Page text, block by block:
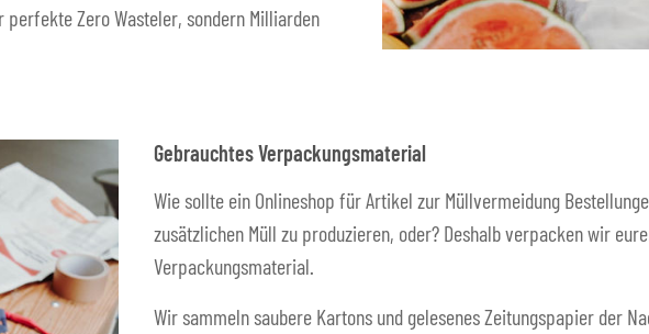
perfekte Zero Wasteler, sondern Milliarden
Gebrauchtes Verpackungsmaterial
Wie sollte ein Onlineshop für Artikel zur Müllvermeidung
zusätzlichen Müll zu produzieren, oder? Deshalb verpacken wir
Verpackungsmaterial.
Wir sammeln saubere Kartons und gelesenes Zeitungspapier der